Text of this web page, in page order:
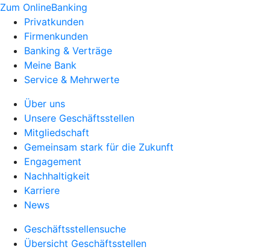
Zum OnlineBanking
Privatkunden
Firmenkunden
Banking & Verträge
Meine Bank
Service & Mehrwerte
Über uns
Unsere Geschäftsstellen
Mitgliedschaft
Gemeinsam stark für die Zukunft
Engagement
Nachhaltigkeit
Karriere
News
Geschäftsstellensuche
Übersicht Geschäftsstellen